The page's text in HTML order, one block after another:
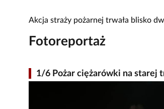
Akcja straży pożarnej trwała blisko
Fotoreportaż
1/6 Pożar ciężarówki na starej